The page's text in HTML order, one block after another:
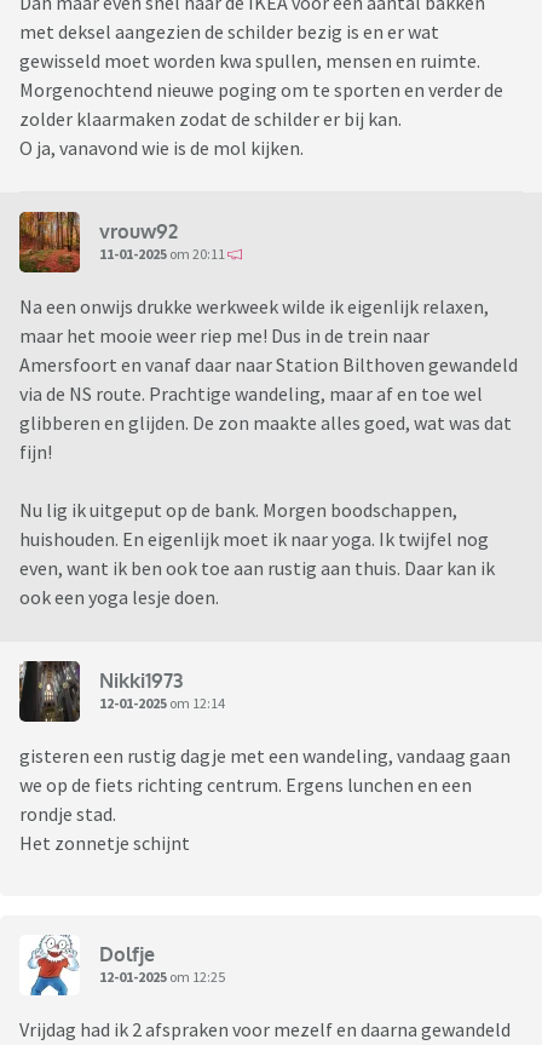
met deksel aangezien de schilder bezig is en er wat
gewisseld moet worden kwa spullen, mensen en ruimte.
Morgenochtend nieuwe poging om te sporten en verder de
zolder klaarmaken zodat de schilder er bij kan.
O ja, vanavond wie is de mol kijken.
vrouw92
11-01-2025 om 20:11
Na een onwijs drukke werkweek wilde ik eigenlijk relaxen,
maar het mooie weer riep me! Dus in de trein naar
Amersfoort en vanaf daar naar Station Bilthoven gewandeld
via de NS route. Prachtige wandeling, maar af en toe wel
glibberen en glijden. De zon maakte alles goed, wat was dat
fijn!
Nu lig ik uitgeput op de bank. Morgen boodschappen,
huishouden. En eigenlijk moet ik naar yoga. Ik twijfel nog
even, want ik ben ook toe aan rustig aan thuis. Daar kan ik
ook een yoga lesje doen.
Nikki1973
12-01-2025 om 12:14
gisteren een rustig dagje met een wandeling, vandaag gaan
we op de fiets richting centrum. Ergens lunchen en een
rondje stad.
Het zonnetje schijnt
Dolfje
12-01-2025 om 12:25
Vrijdag had ik 2 afspraken voor mezelf en daarna gewandeld